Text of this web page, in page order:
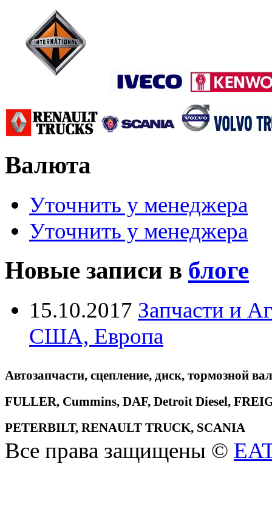
Валюта
Уточнить у менеджера
Уточнить у менеджера
Новые записи в блоге
15.10.2017 Запчасти и
США, Европа
Автозапчасти, сцепление, диск, тормозной
FULLER, Cummins, DAF, Detroit Diesel,
PETERBILT, RENAULT TRUCK, SCANIA
Все права защищены ©